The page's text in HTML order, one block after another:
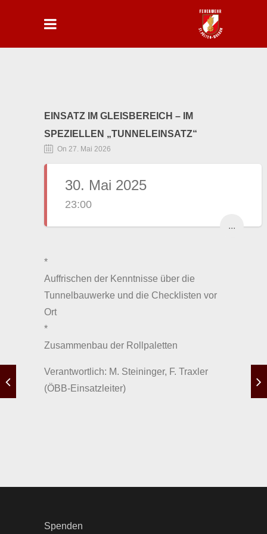
EINSATZ IM GLEISBEREICH – IM
SPEZIELLEN „TUNNELEINSATZ“
On 27. Mai 2026
30. Mai 2025
23:00
...
*
Auffrischen der Kenntnisse über die
Tunnelbauwerke und die Checklisten vor
Ort
*
Zusammenbau der Rollpaletten
Verantwortlich: M. Steininger, F. Traxler
(ÖBB-Einsatzleiter)
Spenden